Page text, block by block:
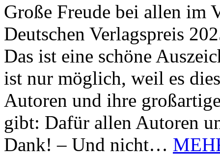
Große Freude bei allen im
Deutschen Verlagspreis
Das ist eine schöne
ist nur möglich, weil es
Autoren und ihre
gibt: Dafür allen Autoren
Dank! – Und nicht…